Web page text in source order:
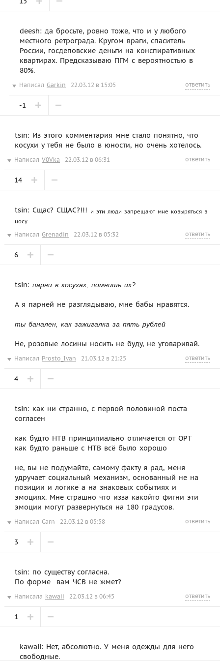
deesh: да бросьте, ровно тоже, что и у любого
местного ретрограда. Кругом враги, спаситель
России, госдеповские деньги на конспиративных
квартирах. Предсказываю ПГМ с вероятностью в
80%.
Написал Garkin 22.03.12 в 15:05 ответить
-1
tsin: Из этого комментария мне стало понятно, что
косухи у тебя не было в юности, но очень хотелось.
Написал V0Vka 22.03.12 в 06:31 ответить
14
tsin: Сщас? СЩАС?!!!
и эти люди запрещают мне ковыряться в
носу
Написал Grenadin 22.03.12 в 05:32 ответить
6
tsin: парни в косухах, помнишь их?
А я парней не разглядываю, мне бабы нравятся.
ты банален, как зажигалка за пять рублей
Не, розовые лосины носить не буду, не уговаривай.
Написал Prosto_Ivan 21.03.12 в 21:25 ответить
4
tsin: как ни странно, с первой половиной поста
согласен
как будто НТВ принципиально отличается от ОРТ
как будто раньше с НТВ всё было хорошо
не, вы не подумайте, самому факту я рад, меня
удручает социальный механизм, основанный не на
позиции и логике а на знаковых событиях и
эмоциях. Мне страшно что изза какойто фигни эти
эмоции могут развернуться на 180 градусов.
Написал Carn 22.03.12 в 05:58 ответить
3
tsin: по существу согласна.
По форме  вам ЧСВ не жмет?
Написала kawaii 22.03.12 в 06:45 ответить
1
kawaii: Нет, абсолютно. У меня одежды для него
свободные.